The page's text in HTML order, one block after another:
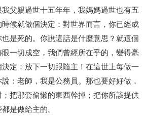
父親過世十五年年，我媽媽過世也有五
候就做個決定：對世界而言，你已經成
是死的。你說這話是什麼意思？就這個
一切成空，我們曾經所在乎的，變得毫
定：放下一切跟隨主！在這世上每做一
：老師，我是公務員。那也要好好做，
把那套偷懶的東西幹掉；把你所該提供
是做給主的。